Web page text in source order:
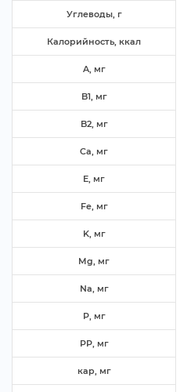
Углеводы,
Калорийность, ккал
A, м
B1, м
B2, м
Ca, м
E, м
Fe, м
K, м
Mg, м
Na, м
P, м
PP, м
кар, м